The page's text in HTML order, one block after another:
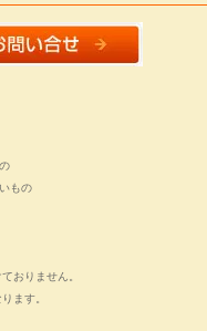
もの
おりません。
ます。